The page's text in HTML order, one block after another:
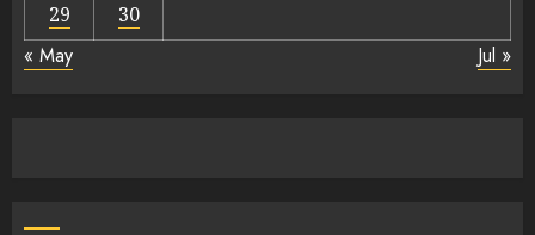
29
30
« May Jul »